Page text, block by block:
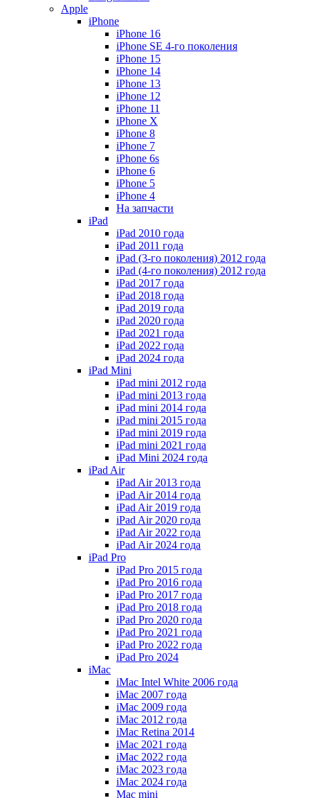
Apple
iPhone
iPhone 16
iPhone SE 4-го поколения
iPhone 15
iPhone 14
iPhone 13
iPhone 12
iPhone 11
iPhone X
iPhone 8
iPhone 7
iPhone 6s
iPhone 6
iPhone 5
iPhone 4
На запчасти
iPad
iPad 2010 года
iPad 2011 года
iPad (3-го поколения) 2012 года
iPad (4-го поколения) 2012 года
iPad 2017 года
iPad 2018 года
iPad 2019 года
iPad 2020 года
iPad 2021 года
iPad 2022 года
iPad 2024 года
iPad Mini
iPad mini 2012 года
iPad mini 2013 года
iPad mini 2014 года
iPad mini 2015 года
iPad mini 2019 года
iPad mini 2021 года
iPad Mini 2024 года
iPad Air
iPad Air 2013 года
iPad Air 2014 года
iPad Air 2019 года
iPad Air 2020 года
iPad Air 2022 года
iPad Air 2024 года
iPad Pro
iPad Pro 2015 года
iPad Pro 2016 года
iPad Pro 2017 года
iPad Pro 2018 года
iPad Pro 2020 года
iPad Pro 2021 года
iPad Pro 2022 года
iPad Pro 2024
iMac
iMac Intel White 2006 года
iMac 2007 года
iMac 2009 года
iMac 2012 года
iMac Retina 2014
iMac 2021 года
iMac 2022 года
iMac 2023 года
iMac 2024 года
Mac mini